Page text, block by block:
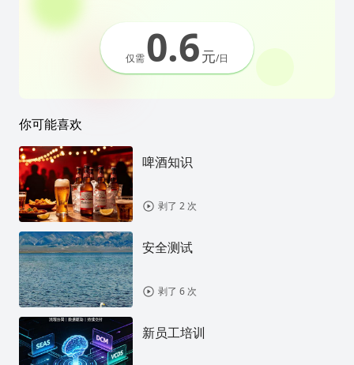
仅需0.6元/日
你可能喜欢
啤酒知识
剥了 2 次
安全测试
剥了 6 次
新员工培训